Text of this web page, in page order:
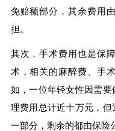
免赔额部分，其余费用
担。
其次，手术费用也是保
术，相关的麻醉费、手
如，一位年轻女性因需
理费用总计近十万元，
一部分，剩余的都由保险